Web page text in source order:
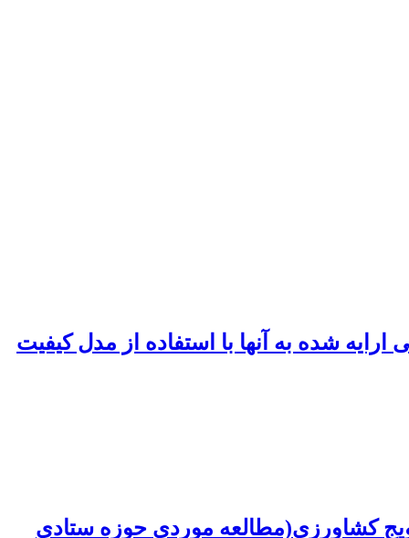
شده به آنها با استفاده از مدل کیفیت
کشاورزی(مطالعه موردی حوزه ستادی